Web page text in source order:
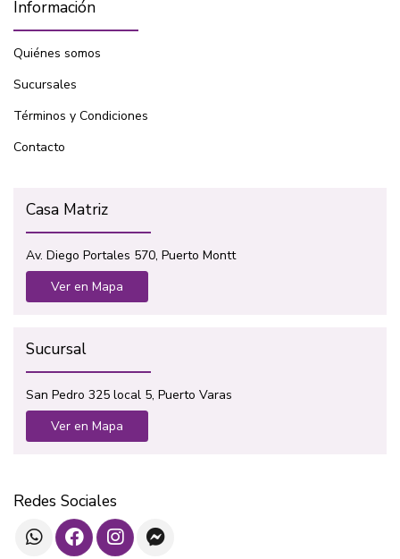
Información
Quiénes somos
Sucursales
Términos y Condiciones
Contacto
Casa Matriz
Av. Diego Portales 570, Puerto Montt
Ver en Mapa
Sucursal
San Pedro 325 local 5, Puerto Varas
Ver en Mapa
Redes Sociales